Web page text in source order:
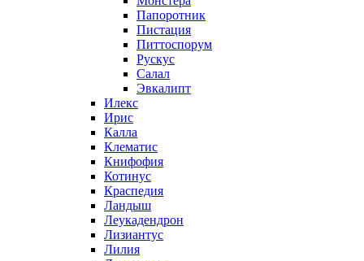
Папоротник
Пистация
Питтоспорум
Рускус
Салал
Эвкалипт
Илекс
Ирис
Калла
Клематис
Книфофия
Котинус
Краспедия
Ландыш
Леукадендрон
Лизиантус
Лилия